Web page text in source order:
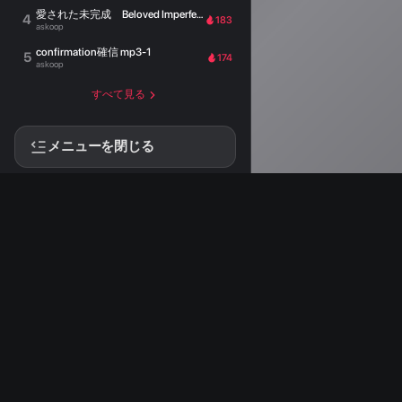
4 愛された未完成 Beloved Imperfection
askoop
183
5 confirmation確信 mp3-1
askoop
174
すべて見る
メニューを閉じる